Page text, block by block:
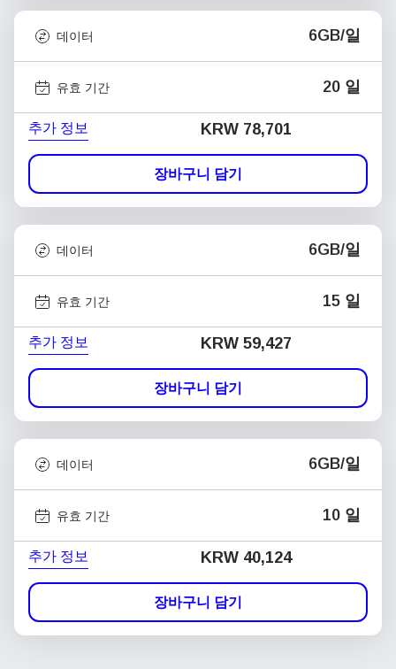
데이터 6GB/일
유효 기간 20 일
추가 정보 KRW 78,701
장바구니 담기
데이터 6GB/일
유효 기간 15 일
추가 정보 KRW 59,427
장바구니 담기
데이터 6GB/일
유효 기간 10 일
추가 정보 KRW 40,124
장바구니 담기